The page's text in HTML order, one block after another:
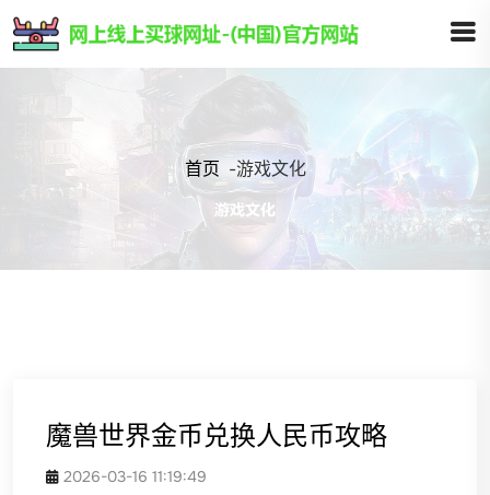
首页 -游戏文化
魔兽世界金币兑换人民币攻略
2026-03-16 11:19:49